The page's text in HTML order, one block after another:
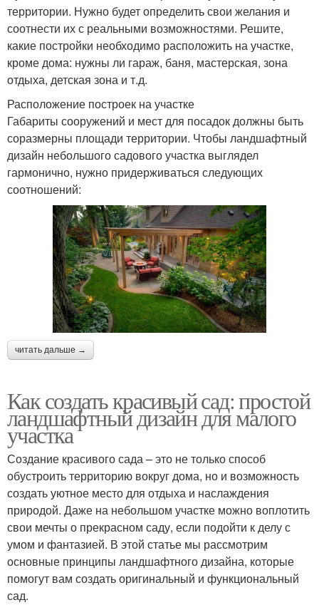
территории. Нужно будет определить свои желания и
соотнести их с реальными возможностями. Решите,
какие постройки необходимо расположить на участке,
кроме дома: нужны ли гараж, баня, мастерская, зона
отдыха, детская зона и т.д.
Расположение построек на участке
Габариты сооружений и мест для посадок должны быть
соразмерны площади территории. Чтобы ландшафтный
дизайн небольшого садового участка выглядел
гармонично, нужно придерживаться следующих
соотношений:
читать дальше →
Как создать красивый сад: простой
ландшафтный дизайн для малого
участка
Создание красивого сада – это не только способ
обустроить территорию вокруг дома, но и возможность
создать уютное место для отдыха и наслаждения
природой. Даже на небольшом участке можно воплотить
свои мечты о прекрасном саду, если подойти к делу с
умом и фантазией. В этой статье мы рассмотрим
основные принципы ландшафтного дизайна, которые
помогут вам создать оригинальный и функциональный
сад.